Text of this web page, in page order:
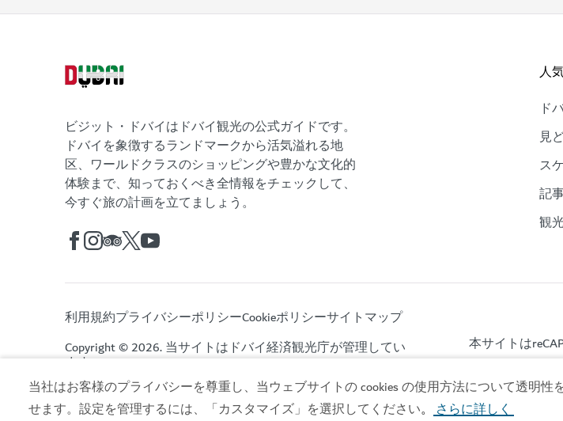
当社はお客様のプライバシーを尊重し、当ウェブサイトの cookies の使用方法について透明
せます。設定を管理するには、「カスタマイズ」を選択してください。 さらに詳しく
ビジット・ドバイはドバイ観光の公式ガイドです。
ドバイを象徴するランドマークから活気溢れる地
区、ワールドクラスのショッピングや豊かな文化的
体験まで、知っておくべき全情報をチェックして、
今すぐ旅の計画を立てましょう。
人
ド
見
ス
記
観
利用規約プライバシーポリシーCookieポリシーサイトマップ
Copyright © 2026. 当サイトはドバイ経済観光庁が管理してい
ます。
本サイトは